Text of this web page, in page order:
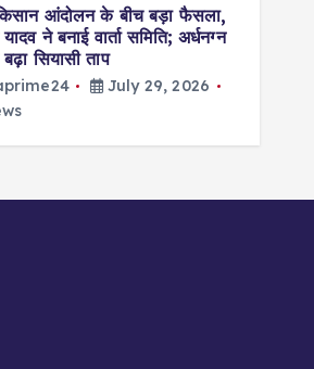
आंदोलन के बीच बड़ा फैसला,
ने बनाई वार्ता समिति; अर्धनग्न
सियासी ताप
July 29, 2026